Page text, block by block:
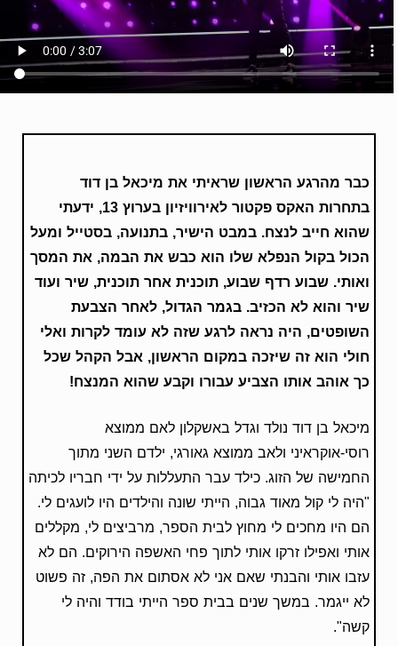
כבר מהרגע הראשון שראיתי את מיכאל בן דוד
בתחרות האקס פקטור לאירוויזיון בערוץ 13, ידעתי
שהוא חייב לנצח. במבט הישיר, בתנועה, בסטייל ומעל
הכול בקול הנפלא שלו הוא כבש את הבמה, את המסך
ואותי. שבוע רדף שבוע, תוכנית אחר תוכנית, שיר ועוד
שיר והוא לא הכזיב. בגמר הגדול, לאחר הצבעת
השופטים, היה נראה לרגע שזה לא עומד לקרות ואלי
חולי הוא זה שיזכה במקום הראשון, אבל הקהל שכל
כך אוהב אותו הצביע עבורו וקבע שהוא המנצח!
מיכאל בן דוד נולד וגדל באשקלון לאם ממוצא
רוסי-אוקראיני ולאב ממוצא גאורגי, ילדם השני מתוך
החמישה של הזוג. כילד עבר התעללות על ידי חבריו לכיתה
"היה לי קול מאוד גבוה, הייתי שונה והילדים היו לועגים לי.
הם היו מחכים לי מחוץ לבית הספר, מרביצים לי, מקללים
אותי ואפילו זרקו אותי לתוך פחי האשפה הירוקים. הם לא
עזבו אותי והבנתי שאם אני לא אסתום את הפה, זה פשוט
לא ייגמר. במשך שנים בבית ספר הייתי בודד והיה לי
קשה".